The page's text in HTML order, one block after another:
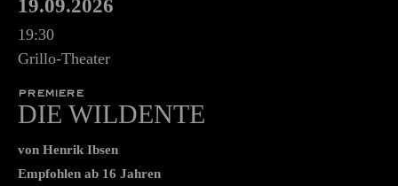
19.09.2026
19:30
Grillo-Theater
PREMIERE
DIE WILDENTE
von Henrik Ibsen
Empfohlen ab 16 Jahren